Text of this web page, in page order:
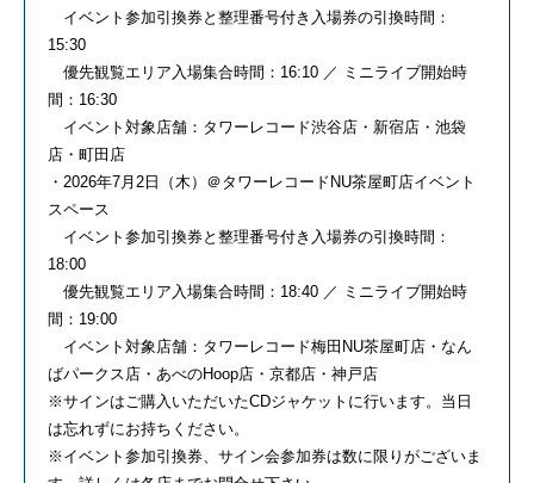
イベント参加引換券と整理番号付き入場券の引換時間：
15:30
優先観覧エリア入場集合時間：16:10 ／ ミニライブ開始時
間：16:30
イベント対象店舗：タワーレコード渋谷店・新宿店・池袋
店・町田店
・2026年7月2日（木）＠タワーレコードNU茶屋町店イベント
スペース
イベント参加引換券と整理番号付き入場券の引換時間：
18:00
優先観覧エリア入場集合時間：18:40 ／ ミニライブ開始時
間：19:00
イベント対象店舗：タワーレコード梅田NU茶屋町店・なん
ばパークス店・あべのHoop店・京都店・神戸店
※サインはご購入いただいたCDジャケットに行います。当日
は忘れずにお持ちください。
※イベント参加引換券、サイン会参加券は数に限りがございま